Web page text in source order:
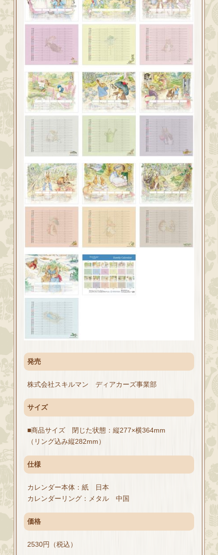
発売
株式会社スキルマン ディアカーズ事業部
サイズ
■商品サイズ 閉じた状態：縦277×横364mm
（リング込み縦282mm）
仕様
カレンダー本体：紙 日本
カレンダーリング：メタル 中国
価格
2530円（税込）